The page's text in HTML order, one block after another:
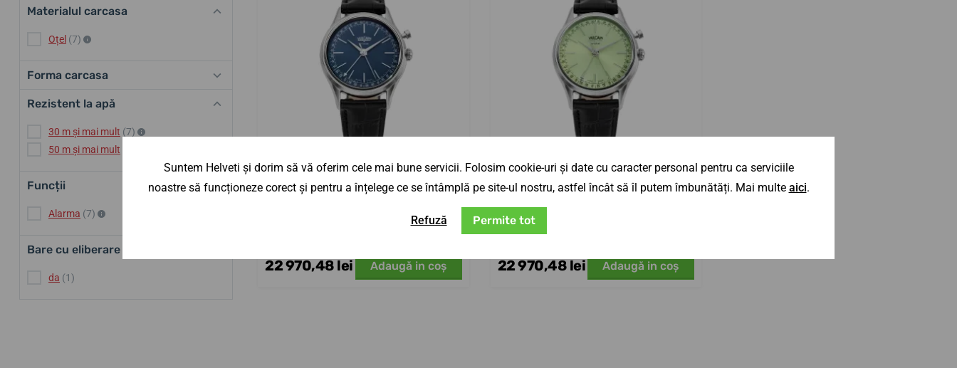
Materialul carcasa
Oțel (7)
Forma carcasa
Rezistent la apă
30 m și mai mult (7)
50 m și mai mult
Funcții
Alarma (7)
Bare cu eliberare rapidă
da (1)
Vulcain Cricket President 39
22 970,48 lei Adaugă in coş
Vulcain Cricket President 39
mm - Pistachio Green
4 săptămâni
22 970,48 lei Adaugă in coş
Suntem Helveti și dorim să vă oferim cele mai bune servicii. Folosim cookie-uri și date cu caracter personal pentru ca serviciile
noastre să funcționeze corect și pentru a înțelege ce se întâmplă pe site-ul nostru, astfel încât să îl putem îmbunătăți. Mai multe aici.
Refuză Permite tot